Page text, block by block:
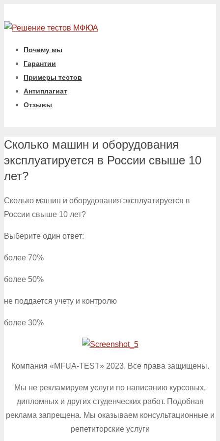
Почему мы
Гарантии
Примеры тестов
Антиплагиат
Отзывы
Сколько машин и оборудования
эксплуатируется в России свыше 10
лет?
Сколько машин и оборудования эксплуатируется в
России свыше 10 лет?
Выберите один ответ:
более 70%
более 50%
не поддается учету и контролю
более 30%
Компания «MFUA-TEST» 2023. Все права защищены.
Мы не рекламируем услуги по написанию курсовых,
дипломных и других студенческих работ. Подобная
реклама запрещена. Мы оказываем консультационные и
репетиторские услуги